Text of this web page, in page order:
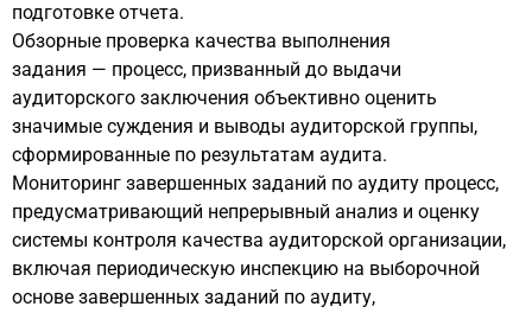
подготовке отчета.
Обзорные проверка качества выполнения
задания — процесс, призванный до выдачи
аудиторского заключения объективно оценить
значимые суждения и выводы аудиторской группы,
сформированные по результатам аудита.
Мониторинг завершенных заданий по аудиту процесс,
предусматривающий непрерывный анализ и оценку
системы контроля качества аудиторской организации,
включая периодическую инспекцию на выборочной
основе завершенных заданий по аудиту,